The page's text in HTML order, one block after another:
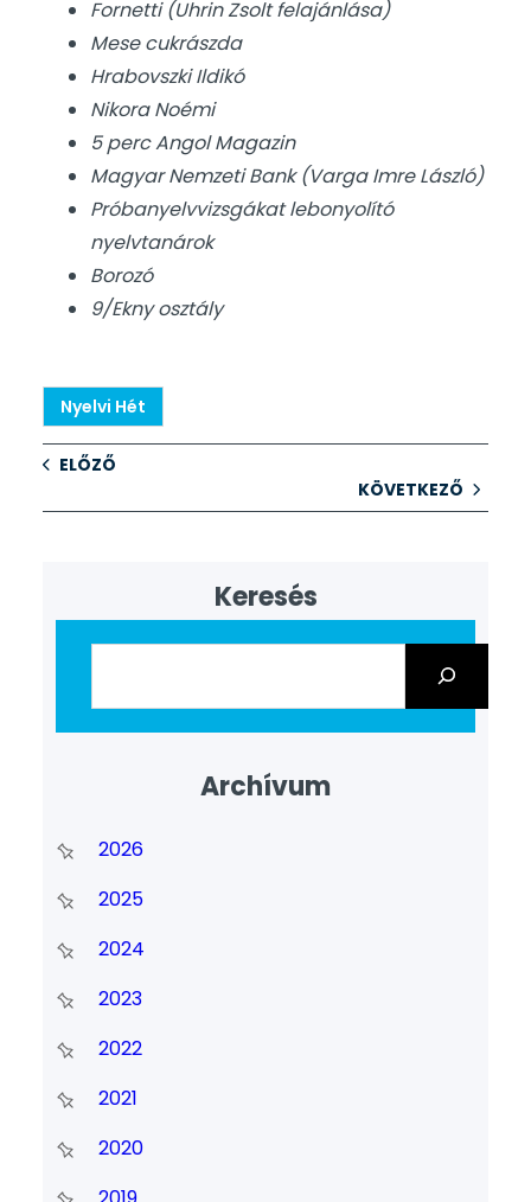
Fornetti (Uhrin Zsolt felajánlása)
Mese cukrászda
Hrabovszki Ildikó
Nikora Noémi
5 perc Angol Magazin
Magyar Nemzeti Bank (Varga Imre László)
Próbanyelvvizsgákat lebonyolító
nyelvtanárok
Borozó
9/Ekny osztály
Nyelvi Hét
ELŐZŐ
KÖVETKEZŐ
Keresés
Archívum
2026
2025
2024
2023
2022
2021
2020